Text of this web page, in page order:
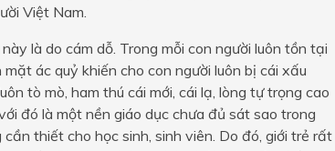
Việt Nam.
là do cám dỗ. Trong mỗi con người luôn tồn tại
ác quỷ khiến cho con người luôn bị cái xấu
tò mò, ham thú cái mới, cái lạ, lòng tự trọng cao
đó là một nền giáo dục chưa đủ sát sao trong
thiết cho học sinh, sinh viên. Do đó, giới trẻ rất